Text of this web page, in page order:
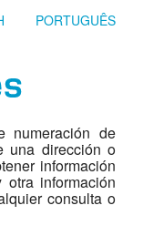
PORTUGUÊS
numeración de
una dirección o
información
información
consulta o